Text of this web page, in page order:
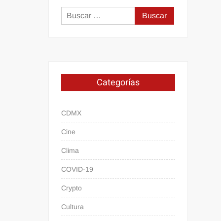
Buscar:
Categorías
CDMX
Cine
Clima
COVID-19
Crypto
Cultura